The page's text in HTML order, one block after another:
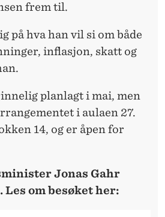
frem til.
på hva han vil si om både
inflasjon, skatt og
planlagt i mai, men
i aulaen 27.
14, og er åpen for
Jonas Gahr
Les om besøket her: